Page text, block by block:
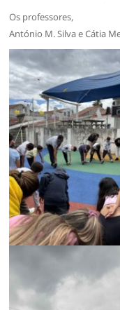
Os professores,
António M. Silva e Cátia